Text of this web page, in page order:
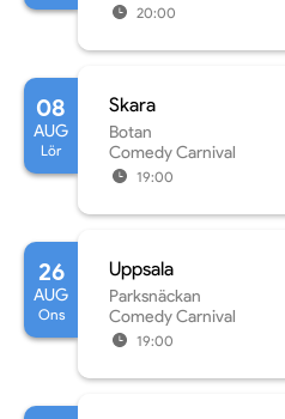
20:00
08
AUG
Lör
Skara
Botan
Comedy Carnival
19:00
26
AUG
Ons
Uppsala
Parksnäckan
Comedy Carnival
19:00